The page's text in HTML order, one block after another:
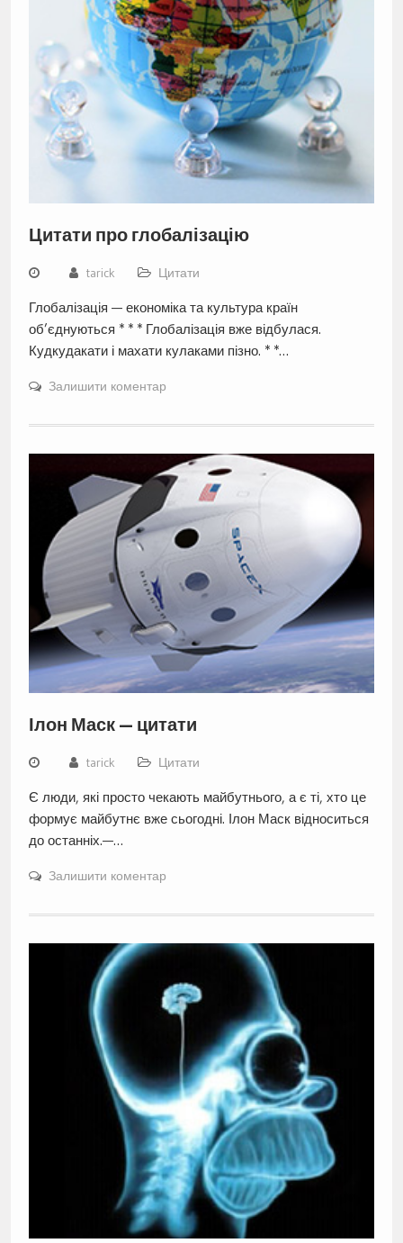
Цитати про глобалізацію
tarick Цитати
Глобалізація — економіка та культура країн
об’єднуються * * * Глобалізація вже відбулася.
Кудкудакати і махати кулаками пізно. * *…
Залишити коментар
Ілон Маск — цитати
tarick Цитати
Є люди, які просто чекають майбутнього, а є ті, хто це
формує майбутнє вже сьогодні. Ілон Маск відноситься
до останніх.—…
Залишити коментар